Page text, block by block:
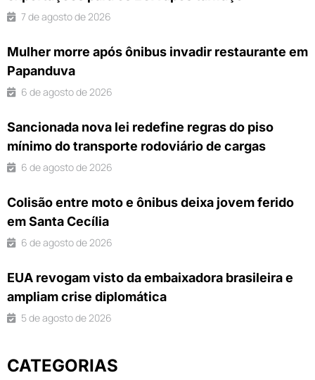
7 de agosto de 2026
Mulher morre após ônibus invadir restaurante em
Papanduva
6 de agosto de 2026
Sancionada nova lei redefine regras do piso
mínimo do transporte rodoviário de cargas
6 de agosto de 2026
Colisão entre moto e ônibus deixa jovem ferido
em Santa Cecília
6 de agosto de 2026
EUA revogam visto da embaixadora brasileira e
ampliam crise diplomática
5 de agosto de 2026
CATEGORIAS